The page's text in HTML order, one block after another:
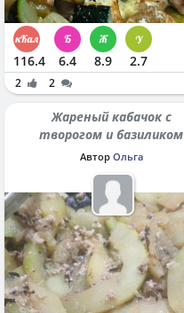
116.4 6.4 8.9 2.7
2 2
Жареный кабачок с
творогом и базиликом
Автор Ольга